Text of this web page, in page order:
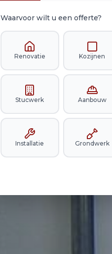
Waarvoor wilt u een offerte?
Renovatie Kozijnen
Stucwerk Aanbouw
Installatie Grondwerk